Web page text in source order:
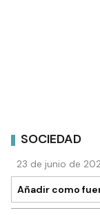
SOCIEDAD
23 de junio de
Añadir como